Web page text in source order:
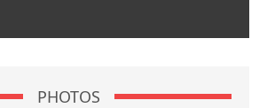
PHOTOS